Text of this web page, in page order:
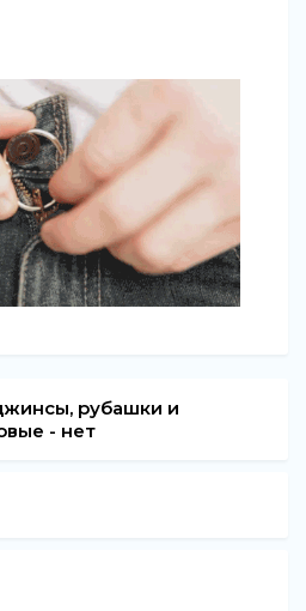
рубашки и
- нет